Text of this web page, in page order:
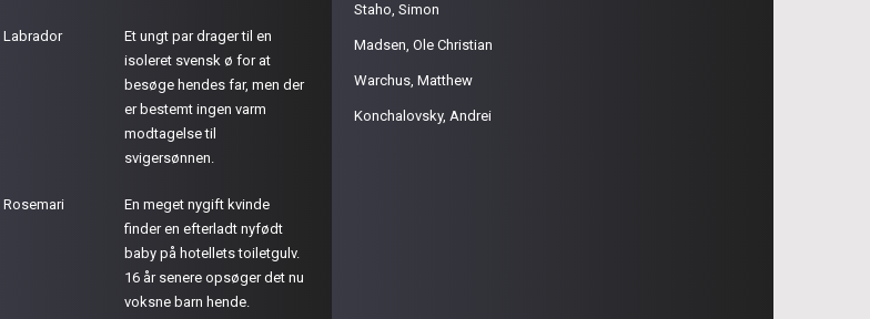
Labrador
Et ungt par drager til en
isoleret svensk ø for at
besøge hendes far, men der
er bestemt ingen varm
modtagelse til
svigersønnen.
Rosemari
En meget nygift kvinde
finder en efterladt nyfødt
baby på hotellets toiletgulv.
16 år senere opsøger det nu
voksne barn hende.
Staho, Simon
Madsen, Ole Christian
Warchus, Matthew
Konchalovsky, Andrei